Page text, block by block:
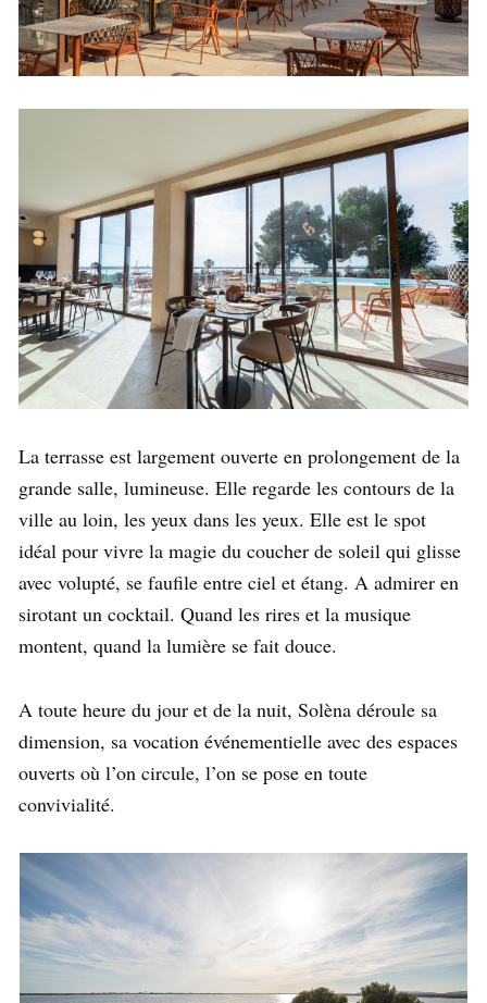
La terrasse est largement ouverte en prolongement de la
grande salle, lumineuse. Elle regarde les contours de la
ville au loin, les yeux dans les yeux. Elle est le spot
idéal pour vivre la magie du coucher de soleil qui glisse
avec volupté, se faufile entre ciel et étang. A admirer en
sirotant un cocktail. Quand les rires et la musique
montent, quand la lumière se fait douce.
A toute heure du jour et de la nuit, Solèna déroule sa
dimension, sa vocation événementielle avec des espaces
ouverts où l’on circule, l’on se pose en toute
convivialité.